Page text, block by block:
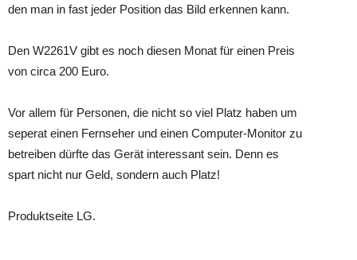
den man in fast jeder Position das Bild erkennen kann.
Den W2261V gibt es noch diesen Monat für einen Preis
von circa 200 Euro.
Vor allem für Personen, die nicht so viel Platz haben um
seperat einen Fernseher und einen Computer-Monitor zu
betreiben dürfte das Gerät interessant sein. Denn es
spart nicht nur Geld, sondern auch Platz!
Produktseite LG.